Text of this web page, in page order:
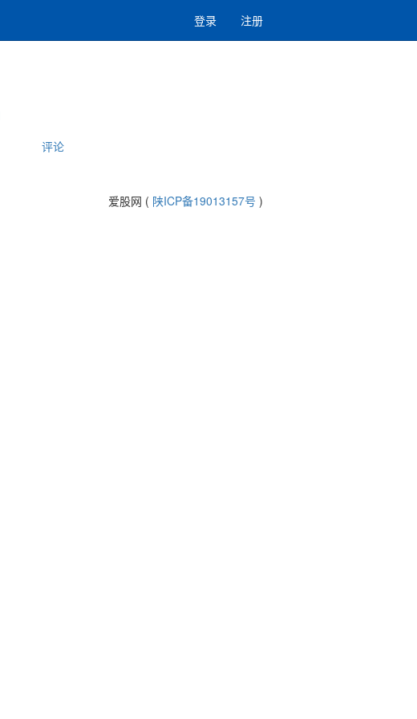
登录 注册
评论
爱股网 ( 陕ICP备19013157号 )